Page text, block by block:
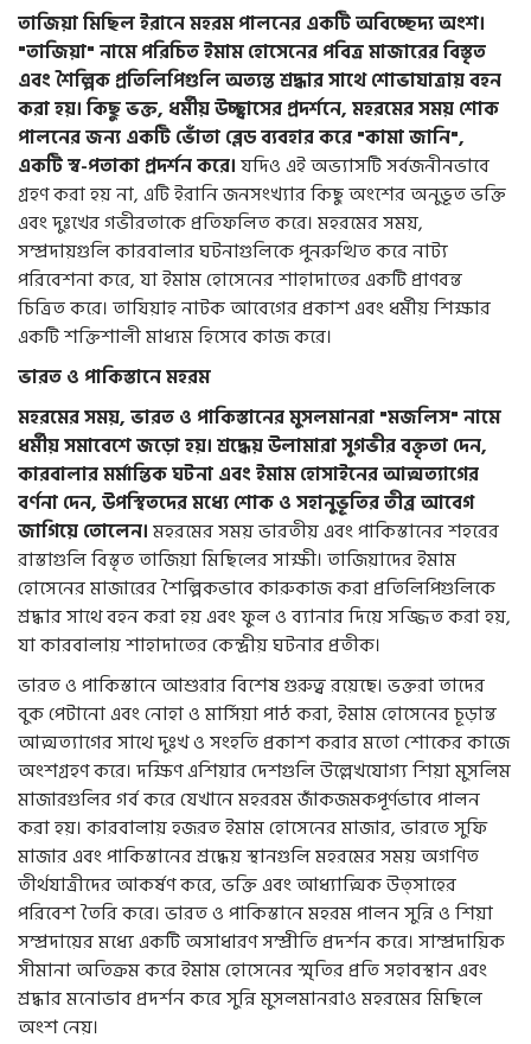
তাজিয়া মিছিল ইরানে মহরম পালনের একটি অবিচ্ছেদ্য অংশ।
"তাজিয়া" নামে পরিচিত ইমাম হোসেনের পবিত্র মাজারের বিস্তৃত
এবং শৈল্পিক প্রতিলিপিগুলি অত্যন্ত শ্রদ্ধার সাথে শোভাযাত্রায় বহন
করা হয়।কিছু ভক্ত, ধর্মীয় উচ্ছ্বাসের প্রদর্শনে, মহরমের সময় শোক
পালনের জন্য একটি ভোঁতা ব্লেড ব্যবহার করে "কামা জানি",
একটি স্ব-পতাকা প্রদর্শন করে।যদিও এই অভ্যাসটি সর্বজনীনভাবে
গ্রহণ করা হয় না, এটি ইরানি জনসংখ্যার কিছু অংশের অনুভূত ভক্তি
এবং দুঃখের গভীরতাকে প্রতিফলিত করে। মহরমের সময়,
সম্প্রদায়গুলি কারবালার ঘটনাগুলিকে পুনরুত্থিত করে নাট্য
পরিবেশনা করে, যা ইমাম হোসেনের শাহাদাতের একটি প্রাণবন্ত
চিত্রিত করে। তাযিয়াহ নাটক আবেগের প্রকাশ এবং ধর্মীয় শিক্ষার
একটি শক্তিশালী মাধ্যম হিসেবে কাজ করে।
ভারত ও পাকিস্তানে মহরম
মহরমের সময়, ভারত ও পাকিস্তানের মুসলমানরা "মজলিস" নামে
ধর্মীয় সমাবেশে জড়ো হয়। শ্রদ্ধেয় উলামারা সুগভীর বক্তৃতা দেন,
কারবালার মর্মান্তিক ঘটনা এবং ইমাম হোসাইনের আত্মত্যাগের
বর্ণনা দেন, উপস্থিতদের মধ্যে শোক ও সহানুভূতির তীব্র আবেগ
জাগিয়ে তোলেন।মহরমের সময় ভারতীয় এবং পাকিস্তানের শহরের
রাস্তাগুলি বিস্তৃত তাজিয়া মিছিলের সাক্ষী। তাজিয়াদের ইমাম
হোসেনের মাজারের শৈল্পিকভাবে কারুকাজ করা প্রতিলিপিগুলিকে
শ্রদ্ধার সাথে বহন করা হয় এবং ফুল ও ব্যানার দিয়ে সজ্জিত করা হয়,
যা কারবালায় শাহাদাতের কেন্দ্রীয় ঘটনার প্রতীক।
ভারত ও পাকিস্তানে আশুরার বিশেষ গুরুত্ব রয়েছে। ভক্তরা তাদের
বুক পেটানো এবং নোহা ও মার্সিয়া পাঠ করা, ইমাম হোসেনের চূড়ান্ত
আত্মত্যাগের সাথে দুঃখ ও সংহতি প্রকাশ করার মতো শোকের কাজে
অংশগ্রহণ করে। দক্ষিণ এশিয়ার দেশগুলি উল্লেখযোগ্য শিয়া মুসলিম
মাজারগুলির গর্ব করে যেখানে মহররম জাঁকজমকপূর্ণভাবে পালন
করা হয়। কারবালায় হজরত ইমাম হোসেনের মাজার, ভারতে সুফি
মাজার এবং পাকিস্তানের শ্রদ্ধেয় স্থানগুলি মহরমের সময় অগণিত
তীর্থযাত্রীদের আকর্ষণ করে, ভক্তি এবং আধ্যাত্মিক উত্সাহের
পরিবেশ তৈরি করে। ভারত ও পাকিস্তানে মহরম পালন সুন্নি ও শিয়া
সম্প্রদায়ের মধ্যে একটি অসাধারণ সম্প্রীতি প্রদর্শন করে। সাম্প্রদায়িক
সীমানা অতিক্রম করে ইমাম হোসেনের স্মৃতির প্রতি সহাবস্থান এবং
শ্রদ্ধার মনোভাব প্রদর্শন করে সুন্নি মুসলমানরাও মহরমের মিছিলে
অংশ নেয়।